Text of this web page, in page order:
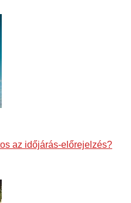
az időjárás-előrejelzés?